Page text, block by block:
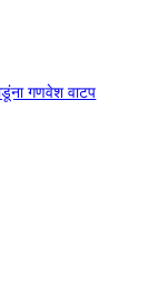
गणवेश वाटप